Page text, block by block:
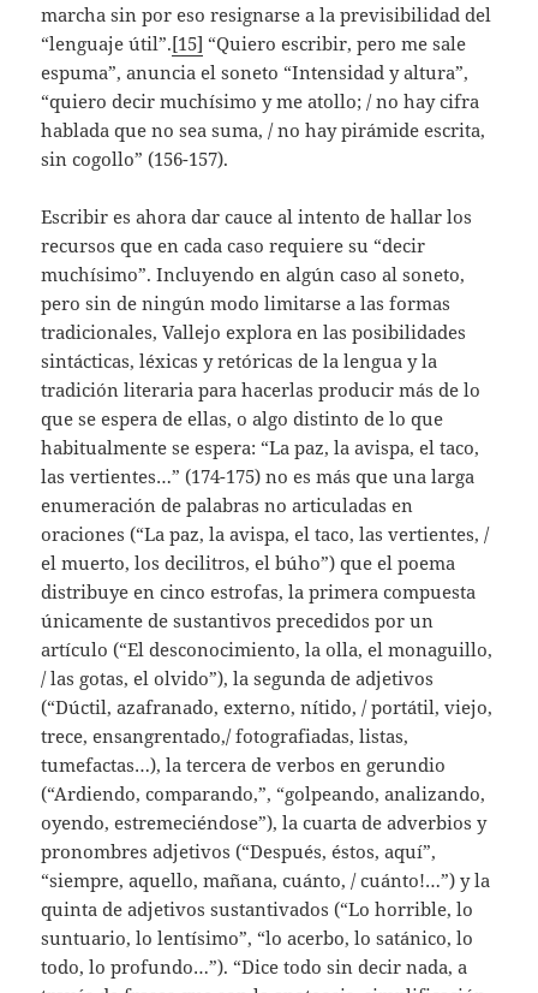
marcha sin por eso resignarse a la previsibilidad del
“lenguaje útil”.[15] “Quiero escribir, pero me sale
espuma”, anuncia el soneto “Intensidad y altura”,
“quiero decir muchísimo y me atollo; / no hay cifra
hablada que no sea suma, / no hay pirámide escrita,
sin cogollo” (156-157).
Escribir es ahora dar cauce al intento de hallar los
recursos que en cada caso requiere su “decir
muchísimo”. Incluyendo en algún caso al soneto,
pero sin de ningún modo limitarse a las formas
tradicionales, Vallejo explora en las posibilidades
sintácticas, léxicas y retóricas de la lengua y la
tradición literaria para hacerlas producir más de lo
que se espera de ellas, o algo distinto de lo que
habitualmente se espera: “La paz, la avispa, el taco,
las vertientes…” (174-175) no es más que una larga
enumeración de palabras no articuladas en
oraciones (“La paz, la avispa, el taco, las vertientes, /
el muerto, los decilitros, el búho”) que el poema
distribuye en cinco estrofas, la primera compuesta
únicamente de sustantivos precedidos por un
artículo (“El desconocimiento, la olla, el monaguillo,
/ las gotas, el olvido”), la segunda de adjetivos
(“Dúctil, azafranado, externo, nítido, / portátil, viejo,
trece, ensangrentado,/ fotografiadas, listas,
tumefactas…), la tercera de verbos en gerundio
(“Ardiendo, comparando,”, “golpeando, analizando,
oyendo, estremeciéndose”), la cuarta de adverbios y
pronombres adjetivos (“Después, éstos, aquí”,
“siempre, aquello, mañana, cuánto, / cuánto!…”) y la
quinta de adjetivos sustantivados (“Lo horrible, lo
suntuario, lo lentísimo”, “lo acerbo, lo satánico, lo
todo, lo profundo…”). “Dice todo sin decir nada, a